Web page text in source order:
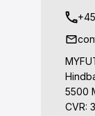
5500
CVR: